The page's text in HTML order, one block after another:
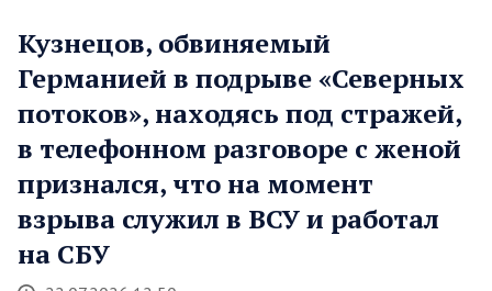
Кузнецов, обвиняемый
Германией в подрыве «Северных
потоков», находясь под стражей,
в телефонном разговоре с женой
признался, что на момент
взрыва служил в ВСУ и работал
на СБУ